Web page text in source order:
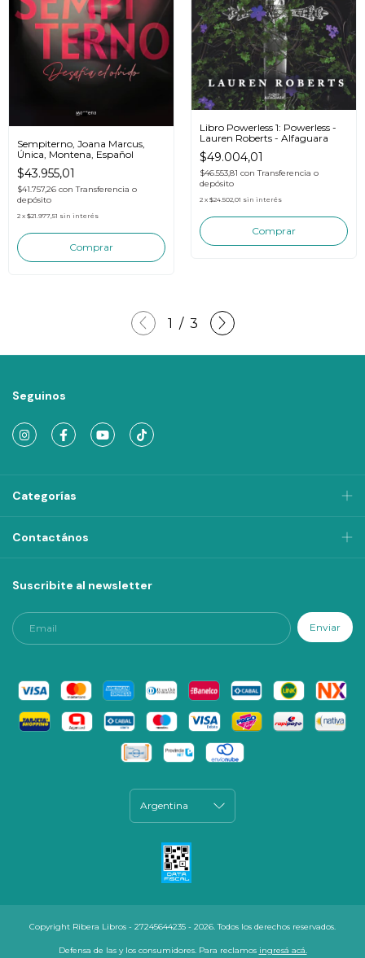
Sempiterno, Joana Marcus,
Única, Montena, Español
$43.955,01
$41.757,26 con Transferencia o
depósito
2 x $21.977,51 sin interés
Libro Powerless 1: Powerless -
Lauren Roberts - Alfaguara
$49.004,01
$46.553,81 con Transferencia o
depósito
2 x $24.502,01 sin interés
1 / 3
Seguinos
Categorías
Contactános
Suscribite al newsletter
Copyright Ribera Libros - 27245644235 - 2026. Todos los derechos reservados.
Defensa de las y los consumidores. Para reclamos ingresá acá.